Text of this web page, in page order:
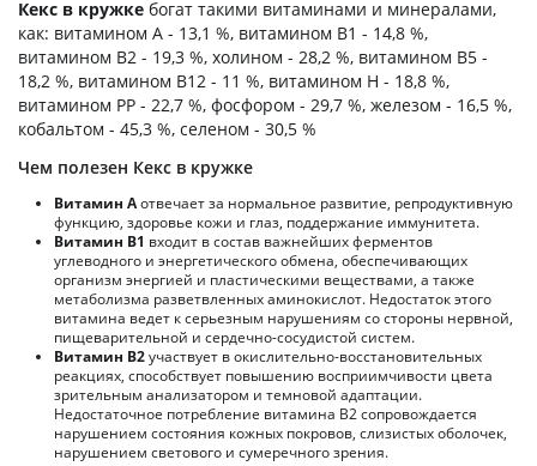
Кекс в кружке богат такими витаминами и минералами,
как: витамином А - 13,1 %, витамином B1 - 14,8 %,
витамином B2 - 19,3 %, холином - 28,2 %, витамином B5 -
18,2 %, витамином B12 - 11 %, витамином H - 18,8 %,
витамином PP - 22,7 %, фосфором - 29,7 %, железом - 16,5 %,
кобальтом - 45,3 %, селеном - 30,5 %
Чем полезен Кекс в кружке
Витамин Аотвечает за нормальное развитие, репродуктивную
функцию, здоровье кожи и глаз, поддержание иммунитета.
Витамин В1 входит в состав важнейших ферментов
углеводного и энергетического обмена, обеспечивающих
организм энергией и пластическими веществами, а также
метаболизма разветвленных аминокислот. Недостаток этого
витамина ведет к серьезным нарушениям со стороны нервной,
пищеварительной и сердечно-сосудистой систем.
Витамин В2участвует в окислительно-восстановительных
реакциях, способствует повышению восприимчивости цвета
зрительным анализатором и темновой адаптации.
Недостаточное потребление витамина В2 сопровождается
нарушением состояния кожных покровов, слизистых оболочек,
нарушением светового и сумеречного зрения.